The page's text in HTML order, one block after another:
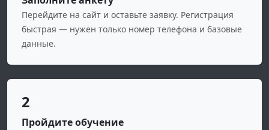
Перейдите на сайт и оставьте заявку. Регистрация
быстрая — нужен только номер телефона и базовые
данные.
2
Пройдите обучение